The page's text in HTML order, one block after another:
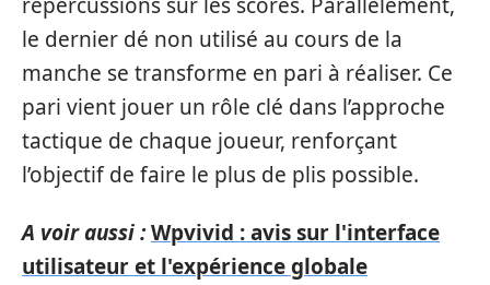
le dernier dé non utilisé au cours de la
manche se transforme en pari à réaliser. Ce
pari vient jouer un rôle clé dans l’approche
tactique de chaque joueur, renforçant
l’objectif de faire le plus de plis possible.
A voir aussi :Wpvivid : avis sur l'interface
utilisateur et l'expérience globale